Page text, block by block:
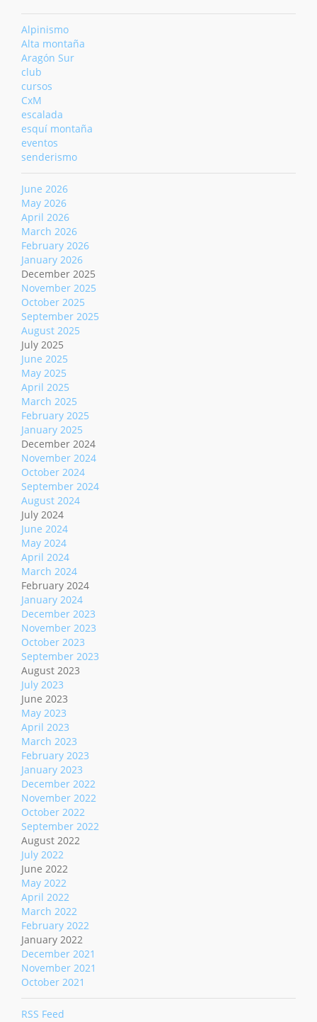
Alpinismo
Alta montaña
Aragón Sur
club
cursos
CxM
escalada
esquí montaña
eventos
senderismo
June 2026
May 2026
April 2026
March 2026
February 2026
January 2026
December 2025
November 2025
October 2025
September 2025
August 2025
July 2025
June 2025
May 2025
April 2025
March 2025
February 2025
January 2025
December 2024
November 2024
October 2024
September 2024
August 2024
July 2024
June 2024
May 2024
April 2024
March 2024
February 2024
January 2024
December 2023
November 2023
October 2023
September 2023
August 2023
July 2023
June 2023
May 2023
April 2023
March 2023
February 2023
January 2023
December 2022
November 2022
October 2022
September 2022
August 2022
July 2022
June 2022
May 2022
April 2022
March 2022
February 2022
January 2022
December 2021
November 2021
October 2021
RSS Feed